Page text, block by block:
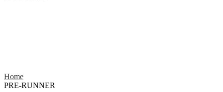
Home
PRE-RUNNER